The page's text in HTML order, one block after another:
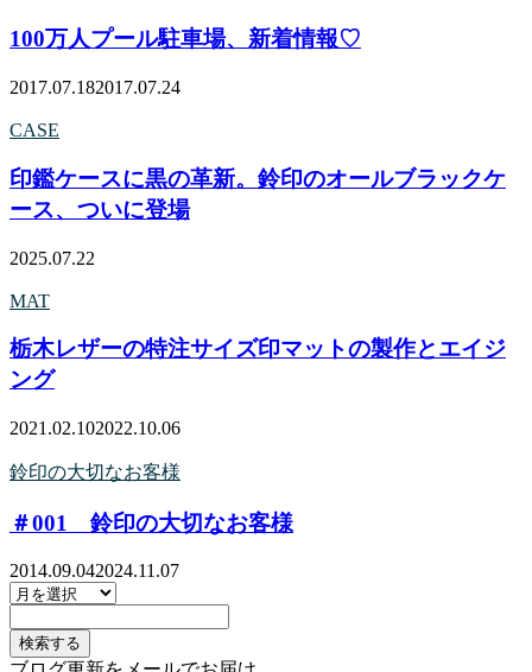
100万人プール駐車場、新着情報♡
2017.07.182017.07.24
CASE
印鑑ケースに黒の革新。鈴印のオールブラックケ
ース、ついに登場
2025.07.22
MAT
栃木レザーの特注サイズ印マットの製作とエイジ
ング
2021.02.102022.10.06
鈴印の大切なお客様
＃001 鈴印の大切なお客様
2014.09.042024.11.07